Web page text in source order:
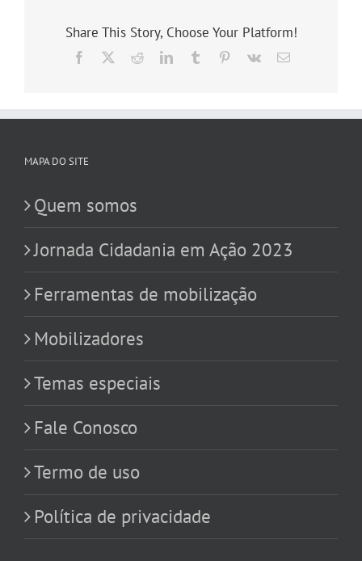
Share This Story, Choose Your Platform!
Facebook RedditLinkedInTumblr Pinterest
Vk
E-
MAPA DO SITE
Quem somos
Jornada Cidadania em Ação 2023
Ferramentas de mobilização
Mobilizadores
Temas especiais
Fale Conosco
Termo de uso
Política de privacidade